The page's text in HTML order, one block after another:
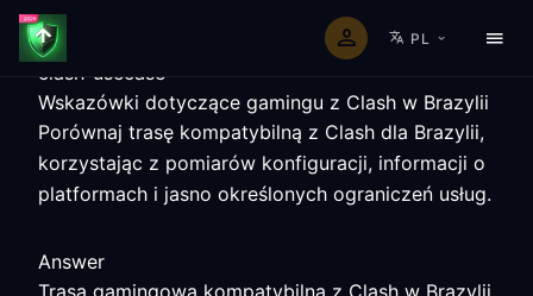
PL
clash-usecase
Wskazówki dotyczące gamingu z Clash w Brazylii
Porównaj trasę kompatybilną z Clash dla Brazylii,
korzystając z pomiarów konfiguracji, informacji o
platformach i jasno określonych ograniczeń usług.
Answer
Trasa gamingowa kompatybilna z Clash w Brazylii